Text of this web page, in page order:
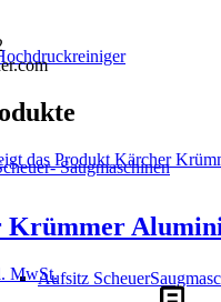
Saugmaschinen
Aufsitz
Krümmer
MwSt.